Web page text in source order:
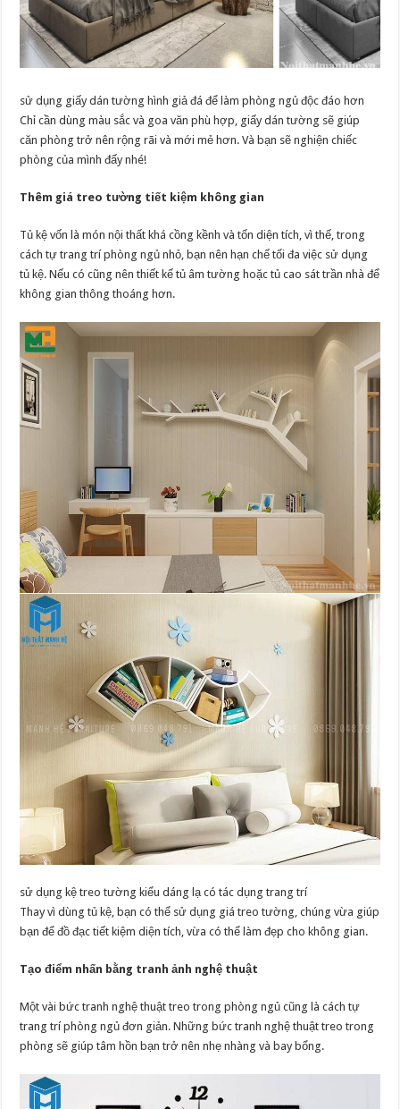
sử dụng giấy dán tường hình giả đá để làm phòng ngủ độc đáo hơn
Chỉ cần dùng màu sắc và goa văn phù hợp, giấy dán tường sẽ giúp
căn phòng trở nên rộng rãi và mới mẻ hơn. Và bạn sẽ nghiện chiếc
phòng của mình đấy nhé!
Thêm giá treo tường tiết kiệm không gian
Tủ kệ vốn là món nội thất khá cồng kềnh và tốn diện tích, vì thế, trong
cách tự trang trí phòng ngủ nhỏ, bạn nên hạn chế tối đa việc sử dụng
tủ kệ. Nếu có cũng nên thiết kế tủ âm tường hoặc tủ cao sát trần nhà để
không gian thông thoáng hơn.
sử dụng kệ treo tường kiểu dáng lạ có tác dụng trang trí
Thay vì dùng tủ kệ, bạn có thể sử dụng giá treo tường, chúng vừa giúp
bạn để đồ đạc tiết kiệm diện tích, vừa có thể làm đẹp cho không gian.
Tạo điểm nhấn bằng tranh ảnh nghệ thuật
Một vài bức tranh nghệ thuật treo trong phòng ngủ cũng là cách tự
trang trí phòng ngủ đơn giản. Những bức tranh nghệ thuật treo trong
phòng sẽ giúp tâm hồn bạn trở nên nhẹ nhàng và bay bổng.